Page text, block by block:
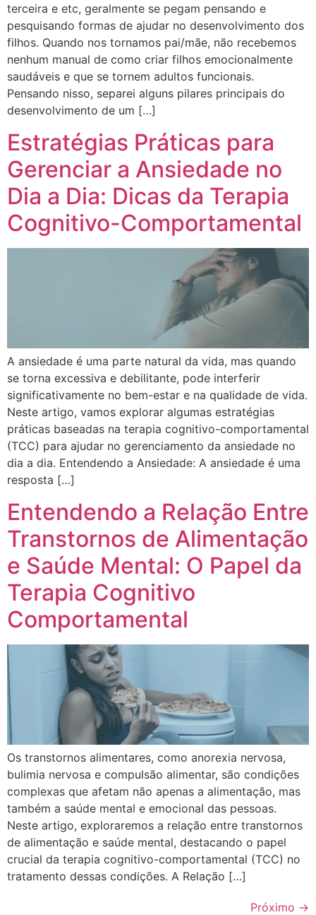
terceira e etc, geralmente se pegam pensando e
pesquisando formas de ajudar no desenvolvimento dos
filhos. Quando nos tornamos pai/mãe, não recebemos
nenhum manual de como criar filhos emocionalmente
saudáveis e que se tornem adultos funcionais.
Pensando nisso, separei alguns pilares principais do
desenvolvimento de um […]
Estratégias Práticas para
Gerenciar a Ansiedade no
Dia a Dia: Dicas da Terapia
Cognitivo-Comportamental
A ansiedade é uma parte natural da vida, mas quando
se torna excessiva e debilitante, pode interferir
significativamente no bem-estar e na qualidade de vida.
Neste artigo, vamos explorar algumas estratégias
práticas baseadas na terapia cognitivo-comportamental
(TCC) para ajudar no gerenciamento da ansiedade no
dia a dia. Entendendo a Ansiedade: A ansiedade é uma
resposta […]
Entendendo a Relação Entre
Transtornos de Alimentação
e Saúde Mental: O Papel da
Terapia Cognitivo
Comportamental
Os transtornos alimentares, como anorexia nervosa,
bulimia nervosa e compulsão alimentar, são condições
complexas que afetam não apenas a alimentação, mas
também a saúde mental e emocional das pessoas.
Neste artigo, exploraremos a relação entre transtornos
de alimentação e saúde mental, destacando o papel
crucial da terapia cognitivo-comportamental (TCC) no
tratamento dessas condições. A Relação […]
Próximo →